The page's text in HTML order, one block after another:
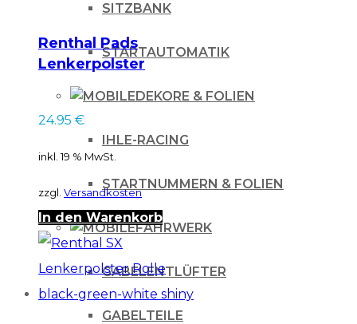
SITZBANK
STARTAUTOMATIK
DEKORE & FOLIEN
IHLE-RACING
STARTNUMMERN & FOLIEN
FAHRWERK
GABELENTLÜFTER
GABELTEILE
Renthal Pads
Lenkerpolster
Fatbar Team orange
24.95 €
inkl. 19 % MwSt.
zzgl. Versandkosten
In den Warenkorb